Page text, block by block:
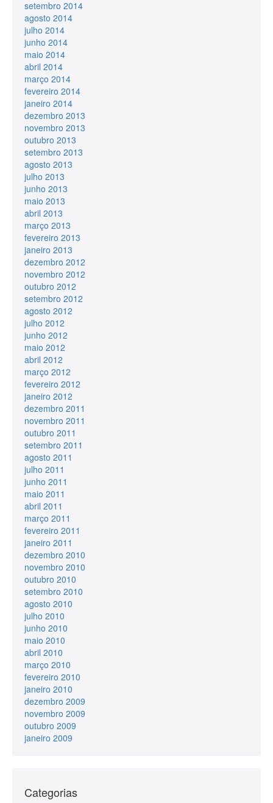
setembro 2014
agosto 2014
julho 2014
junho 2014
maio 2014
abril 2014
março 2014
fevereiro 2014
janeiro 2014
dezembro 2013
novembro 2013
outubro 2013
setembro 2013
agosto 2013
julho 2013
junho 2013
maio 2013
abril 2013
março 2013
fevereiro 2013
janeiro 2013
dezembro 2012
novembro 2012
outubro 2012
setembro 2012
agosto 2012
julho 2012
junho 2012
maio 2012
abril 2012
março 2012
fevereiro 2012
janeiro 2012
dezembro 2011
novembro 2011
outubro 2011
setembro 2011
agosto 2011
julho 2011
junho 2011
maio 2011
abril 2011
março 2011
fevereiro 2011
janeiro 2011
dezembro 2010
novembro 2010
outubro 2010
setembro 2010
agosto 2010
julho 2010
junho 2010
maio 2010
abril 2010
março 2010
fevereiro 2010
janeiro 2010
dezembro 2009
novembro 2009
outubro 2009
janeiro 2009
Categorias